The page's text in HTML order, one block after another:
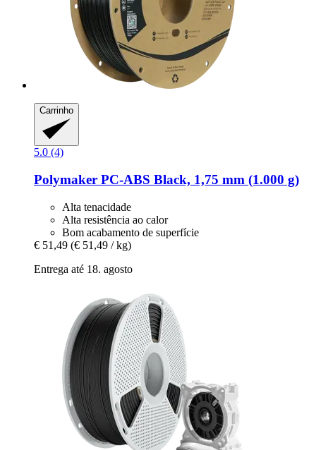
Carrinho
5.0 (4)
Polymaker PC-​ABS Black, 1,75 mm (1.000 g)
Alta tenacidade
Alta resistência ao calor
Bom acabamento de superfície
€ 51,49 (€ 51,49 / kg)
Entrega até 18. agosto